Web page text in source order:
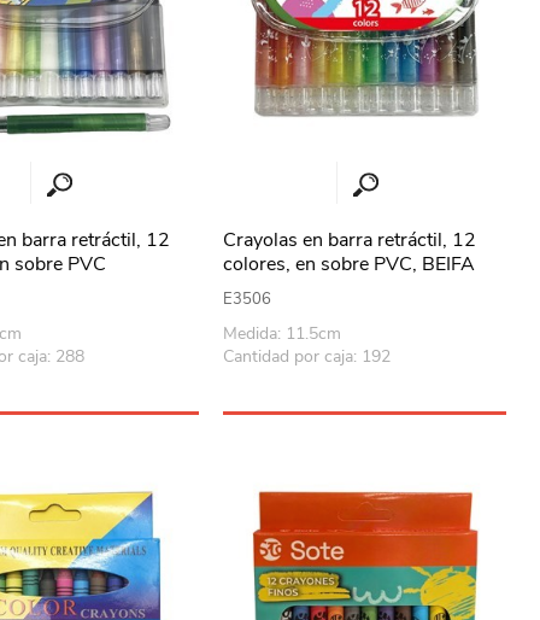
barra retráctil, 12
sobre PVC
caja: 288
Crayolas en barra retráctil, 12
colores, en sobre PVC, BEIFA
E3506
Medida: 11.5cm
Cantidad por caja: 192